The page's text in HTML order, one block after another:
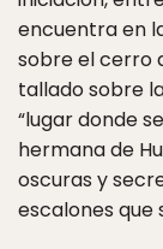
encuentra en
sobre el cerro
tallado sobre
“lugar donde
hermana de
oscuras y
escalones que